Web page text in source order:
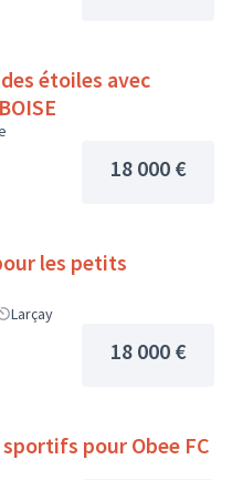
étoiles avec
18 000 €
les petits
Larçay
18 000 €
pour Obee FC